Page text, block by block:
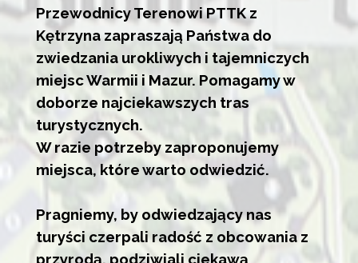
Przewodnicy Terenowi PTTK z
Kętrzyna zapraszają Państwa do
zwiedzania urokliwych i tajemniczych
miejsc Warmii i Mazur. Pomagamy w
doborze najciekawszych tras
turystycznych.
W razie potrzeby zaproponujemy
miejsca, które warto odwiedzić.
Pragniemy, by odwiedzający nas
turyści czerpali radość z obcowania z
przyrodą, podziwiali ciekawą